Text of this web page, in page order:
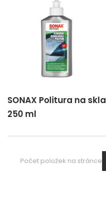
SONAX Politura na skla
250 ml
Počet položek na stránce